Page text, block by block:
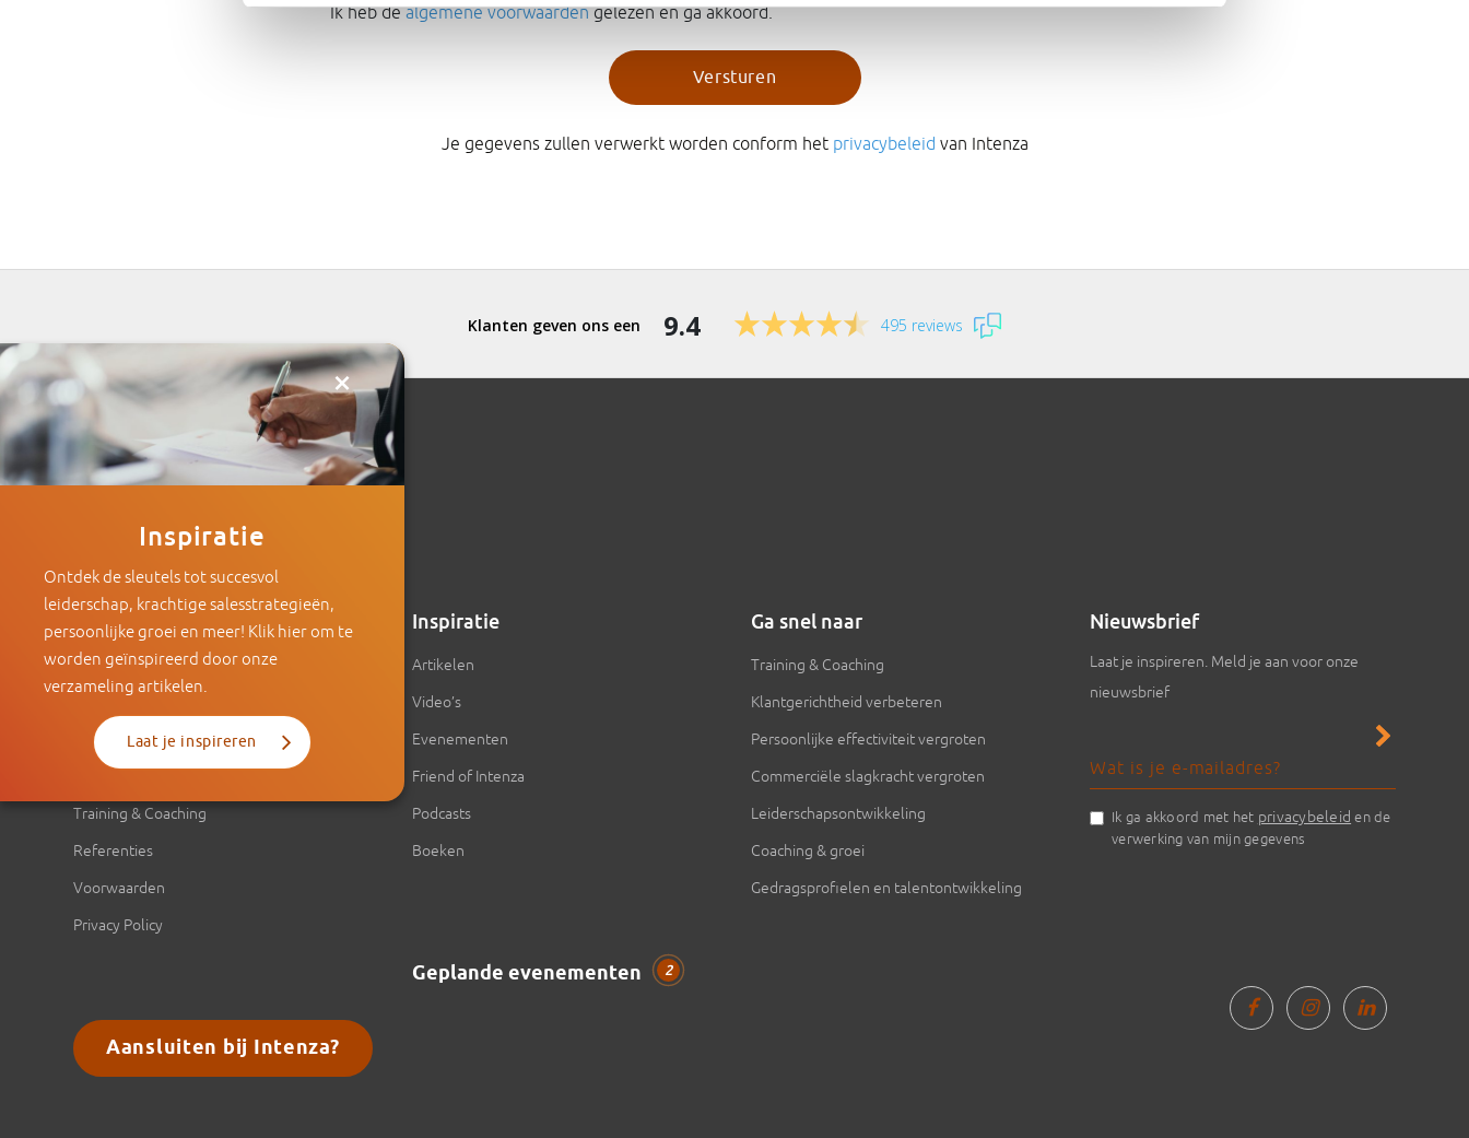
Ik heb dealgemene voorwaardengelezen en ga akkoord.
Je gegevens zullen verwerkt worden conform het privacybeleid van Intenza
×
Inspiratie
Ontdek de sleutels tot succesvol
leiderschap, krachtige salesstrategieën,
persoonlijke groei en meer! Klik hier om te
worden geïnspireerd door onze
verzameling artikelen.
Laat je inspireren
9.4 495 reviews
Intenza
Over Intenza
Ons team
Training & Coaching
Referenties
Voorwaarden
Privacy Policy
Aansluiten bij Intenza?
Inspiratie
Artikelen
Video’s
Evenementen
Friend of Intenza
Podcasts
Boeken
Geplande evenementen 2
Ga snel naar
Training & Coaching
Klantgerichtheid verbeteren
Persoonlijke effectiviteit vergroten
Commerciële slagkracht vergroten
Leiderschapsontwikkeling
Coaching & groei
Gedragsprofielen en talentontwikkeling
Nieuwsbrief
Laat je inspireren. Meld je aan voor onze
nieuwsbrief
Ik ga akkoord met het privacybeleid en de
verwerking van mijn gegevens